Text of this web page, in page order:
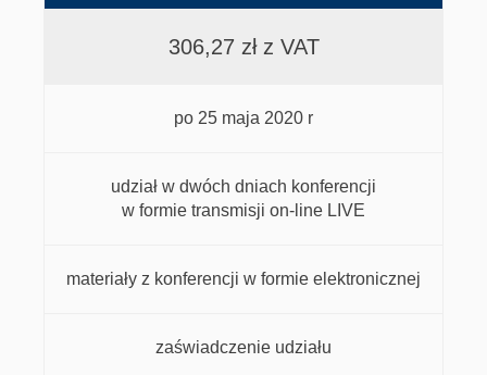
306,27 zł z VAT
po 25 maja 2020 r
udział w dwóch dniach konferencji
w formie transmisji on-line LIVE
materiały z konferencji w formie elektronicznej
zaświadczenie udziału